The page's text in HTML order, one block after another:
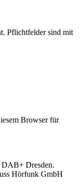
Pflichtfelder sind mit
Browser für
Dresden.
Hörfunk GmbH